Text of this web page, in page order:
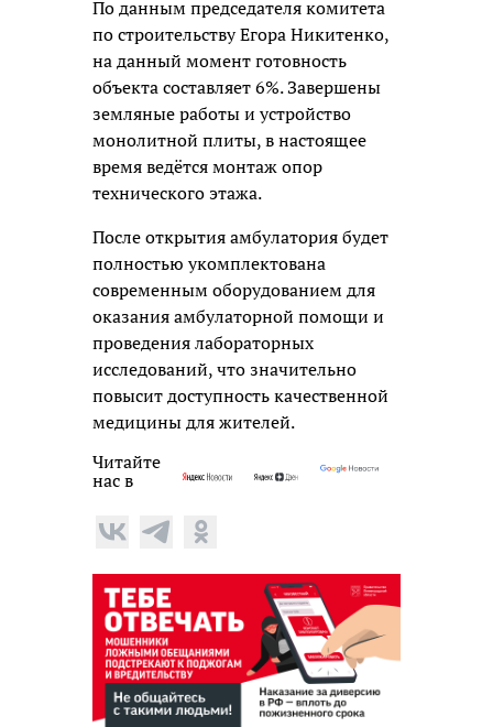
По данным председателя комитета
по строительству Егора Никитенко,
на данный момент готовность
объекта составляет 6%. Завершены
земляные работы и устройство
монолитной плиты, в настоящее
время ведётся монтаж опор
технического этажа.
После открытия амбулатория будет
полностью укомплектована
современным оборудованием для
оказания амбулаторной помощи и
проведения лабораторных
исследований, что значительно
повысит доступность качественной
медицины для жителей.
Читайте
нас в